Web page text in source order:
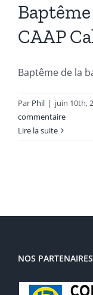
CAAP
Baptême de la
Par Phil | juin 10th,
commentaire
Lire la suite
NOS